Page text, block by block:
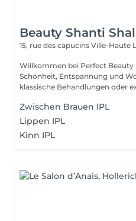
Beauty Shanti
15, rue des capucins Ville-Haute
Willkommen bei Perfect Beauty
Schönheit, Entspannung und
klassische Behandlungen oder
Zwischen Brauen IPL
Lippen IPL
Kinn IPL